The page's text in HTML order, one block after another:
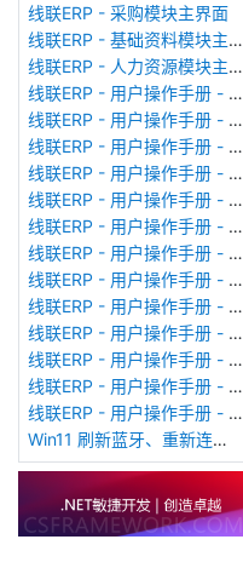
线联ERP - 采购模块主界面
线联ERP - 基础资料模块主界面
线联ERP - 人力资源模块主界面
线联ERP - 用户操作手册 - 个人考勤报表（横向）
线联ERP - 用户操作手册 - 部门考勤报表
线联ERP - 用户操作手册 - 个人考勤报表
线联ERP - 用户操作手册 - 考勤计算
线联ERP - 用户操作手册 - 节假日管理
线联ERP - 用户操作手册 - 请假管理
线联ERP - 用户操作手册 - 补卡管理
线联ERP - 用户操作手册 - 考勤设备管理
线联ERP - 用户操作手册 - 考勤参数配置
线联ERP - 用户操作手册 - 考勤设备绑定
线联ERP - 用户操作手册 - 员工档案
线联ERP - 用户操作手册 - 班次管理
线联ERP - 用户操作手册 - 排班管理
Win11 刷新蓝牙、重新连接蓝牙音响